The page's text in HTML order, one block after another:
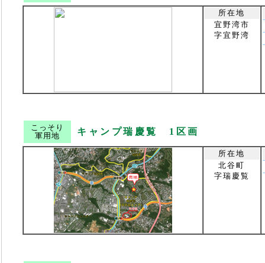
所在地
宜野湾市
字宜野湾
こっそり
軍用地
キャンプ瑞慶覧 1区画
所在地
北谷町
字瑞慶覧